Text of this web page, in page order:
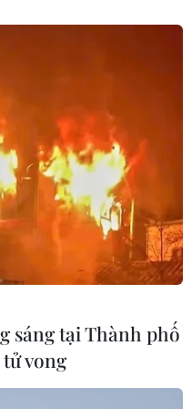
vào ngày
23/4 đã phê chuẩn
thoái vốn khỏi
9 tháng.
(TTXVN/Vietnam+)
sáng tại Thành phố
vong